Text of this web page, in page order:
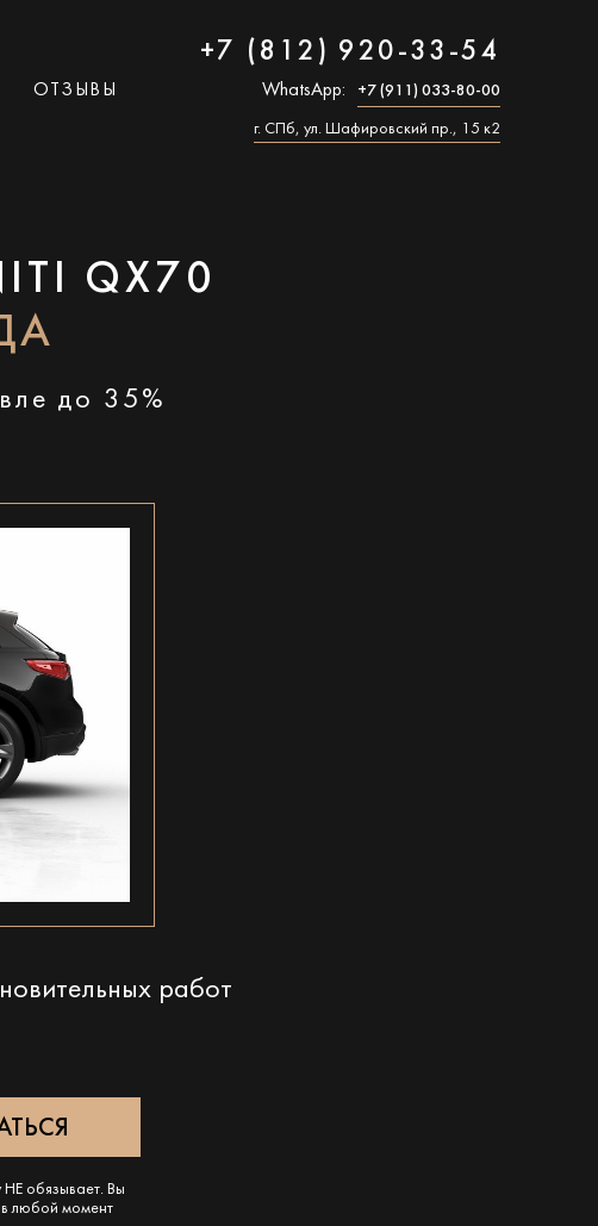
ОТЗЫВЫ
+7 (812) 920-33-54
WhatsApp: +7 (911) 033-80-00
г. СПб, ул. Шафировский пр., 15 к2
QX70
до 35%
работ
НЕ обязывает. Вы
в любой момент